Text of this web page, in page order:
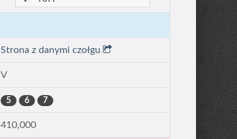
Strona z danymi czołgu
V
5 6 7
410,000